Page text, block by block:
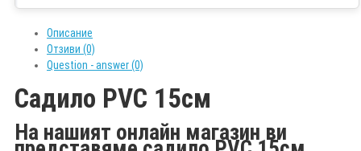
Описание
Отзиви (0)
Question - answer (0)
Садило PVC 15см
На нашият онлайн магазин ви